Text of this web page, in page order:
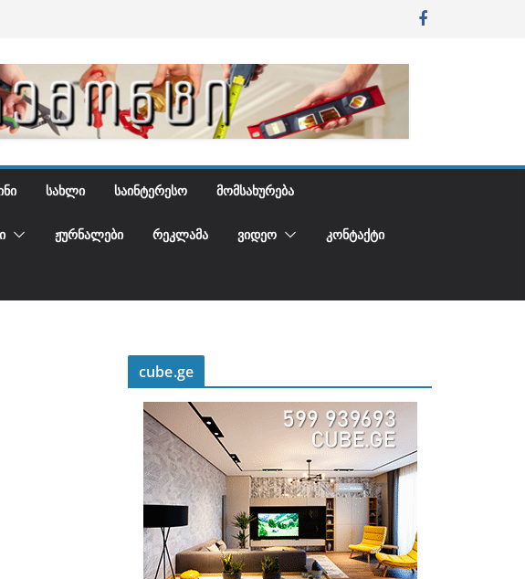
ᲡᲐᲮᲚᲘ ᲡᲐᲘᲜᲢᲔᲠᲔᲡᲝ ᲛᲝᲛᲡᲐᲮᲣᲠᲔᲑᲐ
ᲟᲣᲠᲜᲐᲚᲔᲑᲘ ᲠᲔᲙᲚᲐᲛᲐ ᲕᲘᲓᲔᲝ ᲙᲝᲜᲢᲐᲥᲢᲘ
cube.ge